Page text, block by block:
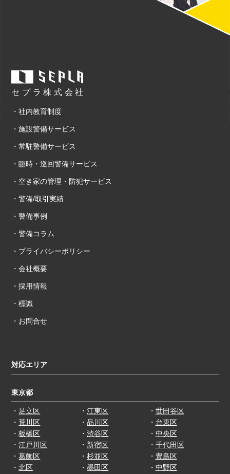
セプラ株式会社
・社内教育制度
・施設警備サービス
・常駐警備サービス
・臨時・巡回警備サービス
・空き家の管理・防犯サービス
・警備/取引実績
・警備事例
・警備コラム
・プライバシーポリシー
・会社概要
・採用情報
・標識
・お問合せ
対応エリア
東京都
・ 足立区
・荒川区
・板橋区
・江戸川区
・葛飾区
・北区
・江東区
・品川区
・渋谷区
・ 新宿区
・杉並区
・墨田区
・ 世田谷区
・ 台東区
・ 中央区
・ 千代田区
・ 豊島区
・ 中野区